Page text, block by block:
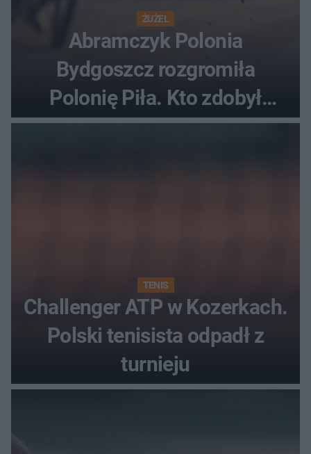
ŻUŻEL
Abramczyk Polonia
Bydgoszcz rozgromiła
Polonię Piła. Kto zdobył
najwięcej punktów?
TENIS
Challenger ATP w Kozerkach.
Polski tenisista odpadł z
turnieju